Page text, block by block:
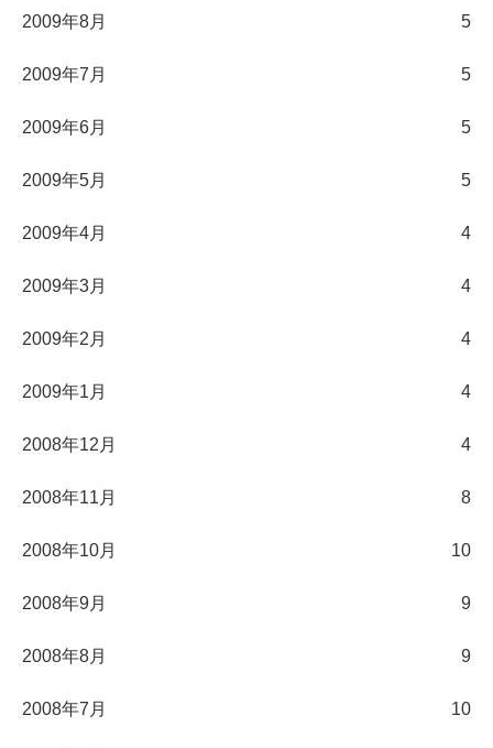
2009年8月 5
2009年7月 5
2009年6月 5
2009年5月 5
2009年4月 4
2009年3月 4
2009年2月 4
2009年1月 4
2008年12月 4
2008年11月 8
2008年10月 10
2008年9月 9
2008年8月 9
2008年7月 10